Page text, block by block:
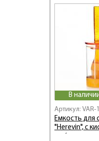
В
Артикул: VAR-
Емкость для
"Herevin", с